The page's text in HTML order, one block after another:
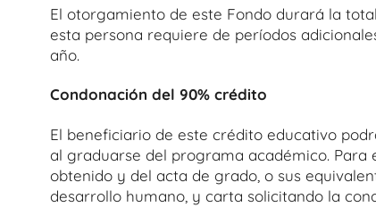
El otorgamiento de este Fondo durará la
esta persona requiere de períodos
año.
Condonación del 90% crédito
El beneficiario de este crédito educativo
al graduarse del programa académico. Para
obtenido y del acta de grado, o sus
desarrollo humano, y carta solicitando la